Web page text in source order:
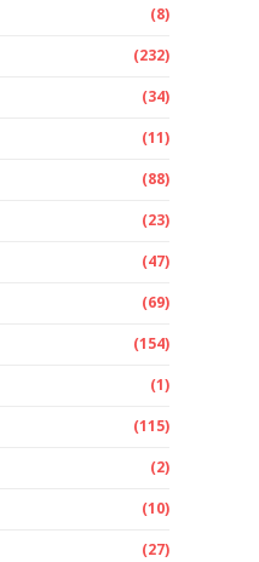
(8)
(232)
(34)
(11)
(88)
(23)
(47)
(69)
(154)
(1)
(115)
(2)
(10)
(27)